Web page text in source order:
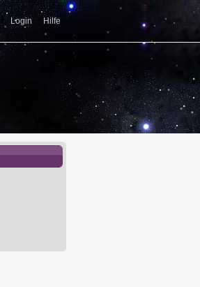
Login Hilfe